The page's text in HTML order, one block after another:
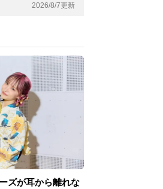
2026/8/7更新
ズが耳から離れな